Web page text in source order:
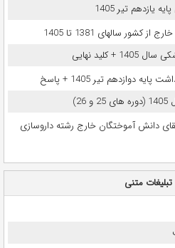
یازدهم تیر 1405
سالهای 1381 تا 1405
نهایی
دوازدهم تیر 1405 + پاسخ
دانش آموختگان خارج رشته داروسازی
تبلیغات متنی